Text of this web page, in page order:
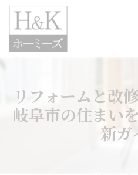
リフォームと改
岐阜市の住まい
新ガ